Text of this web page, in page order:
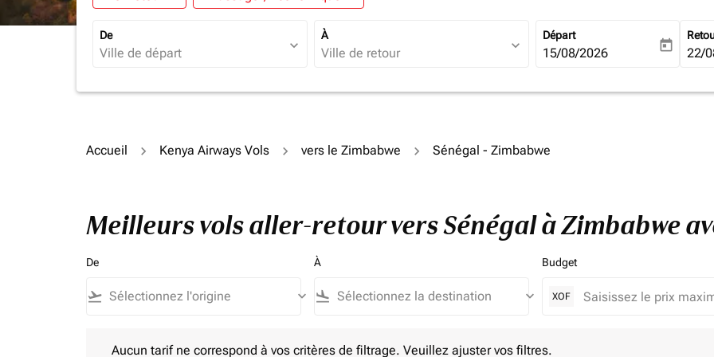
De
expand_more
À
expand_more
Départ
fc-booking-departure-date-
15/08/2026 today fc-
22/
Accueil Kenya Airways Vols vers le Zimbabwe Sénégal - Zimbabwe
Meilleurs vols aller-retour vers Sénégal à Zimbabwe
De
flight_takeoff keyboard_arrow_down
À
flight_land keyboard_arrow_down
Budget
XOF
Aucun tarif ne correspond à vos critères de filtrage. Veuillez ajuster vos filtres.